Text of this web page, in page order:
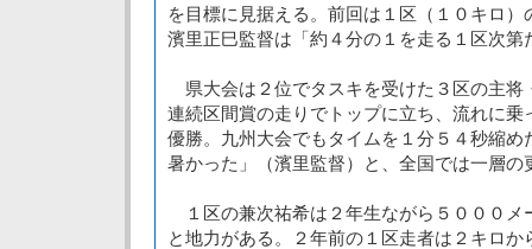
を目標に見据える。前回は１区（１０キロ
濱里正巳監督は「約４分の１を走る１区次第
県大会は２位でタスキを受けた３区の主将
連続区間賞の走りでトップに立ち、流れに乗
優勝。九州大会でもタイムを１分５４秒縮め
暑かった」（濱里監督）と、全国では一層の
１区の兼次祐希は２年生ながら５０００メ
と地力がある。２年前の１区走者は２キロ